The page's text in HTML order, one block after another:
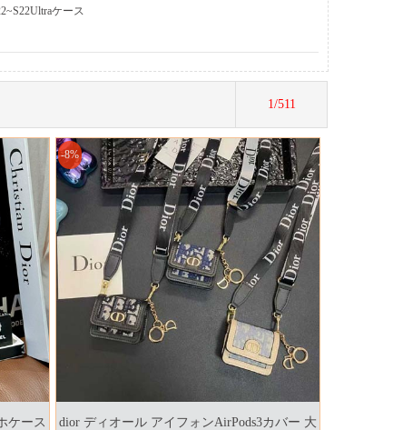
ケース
1/511
ケース
-8%
dior ディオール アイフォンAirPods3カバー 大